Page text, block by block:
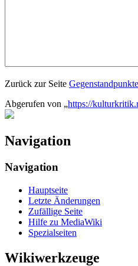
Zurück zur Seite Gegenstandpunkte
Abgerufen von „https://
Navigation
Navigation
Hauptseite
Letzte Änderungen
Zufällige Seite
Hilfe zu MediaWiki
Spezialseiten
Wikiwerkzeuge